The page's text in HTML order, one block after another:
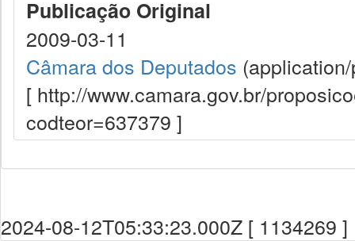
Publicação Original
2009-03-11
Câmara dos Deputados
[ http://www.camara.gov.br/
codteor=637379 ]
2024-08-12T05:33:23.000Z [ 1134269 ]